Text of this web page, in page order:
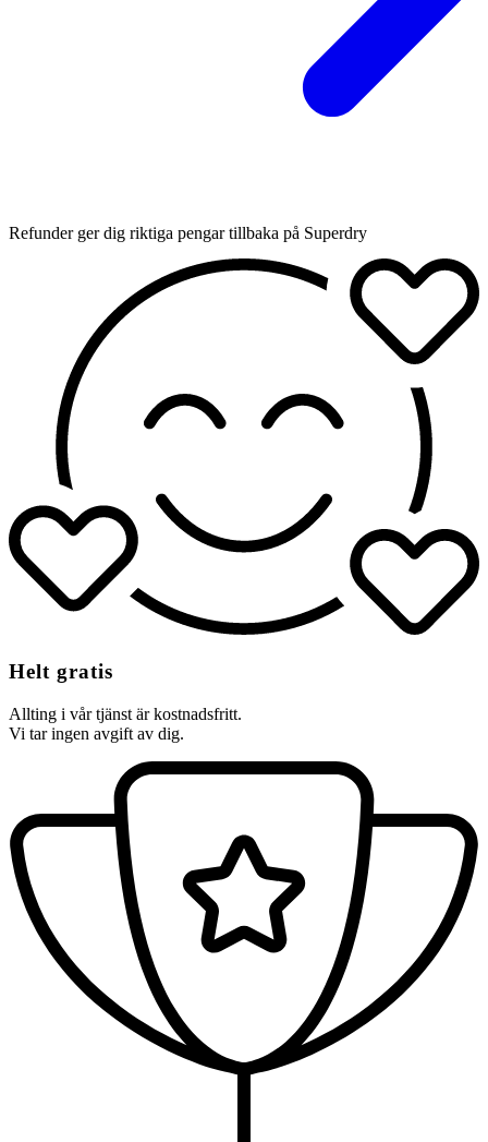
Refunder ger dig riktiga pengar tillbaka på Superdry
Helt gratis
Allting i vår tjänst är kostnadsfritt.
Vi tar ingen avgift av dig.